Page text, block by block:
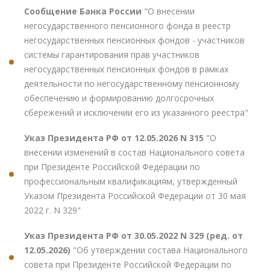
Сообщение Банка России "О внесении
негосударственного пенсионного фонда в реестр
негосударственных пенсионных фондов - участников
системы гарантирования прав участников
негосударственных пенсионных фондов в рамках
деятельности по негосударственному пенсионному
обеспечению и формированию долгосрочных
сбережений и исключении его из указанного реестра"
Указ Президента РФ от 12.05.2026 N 315 "О
внесении изменений в состав Национального совета
при Президенте Российской Федерации по
профессиональным квалификациям, утвержденный
Указом Президента Российской Федерации от 30 мая
2022 г. N 329"
Указ Президента РФ от 30.05.2022 N 329 (ред. от
12.05.2026) "Об утверждении состава Национального
совета при Президенте Российской Федерации по